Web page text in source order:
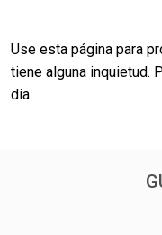
Use esta página para
tiene alguna inquietud.
día.